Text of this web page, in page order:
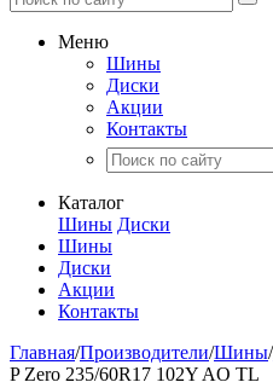
Меню
Шины
Диски
Акции
Контакты
Каталог
Шины Диски
Шины
Диски
Акции
Контакты
Главная/Производители/Шины/
P Zero 235/60R17 102Y AO TL